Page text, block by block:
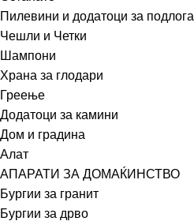
Пилевини и додатоци за подлога
Чешли и Четки
Шампони
Храна за глодари
Греење
Додатоци за камини
Дом и градина
Алат
АПАРАТИ ЗА ДОМАЌИНСТВО
Бургии за гранит
Бургии за дрво